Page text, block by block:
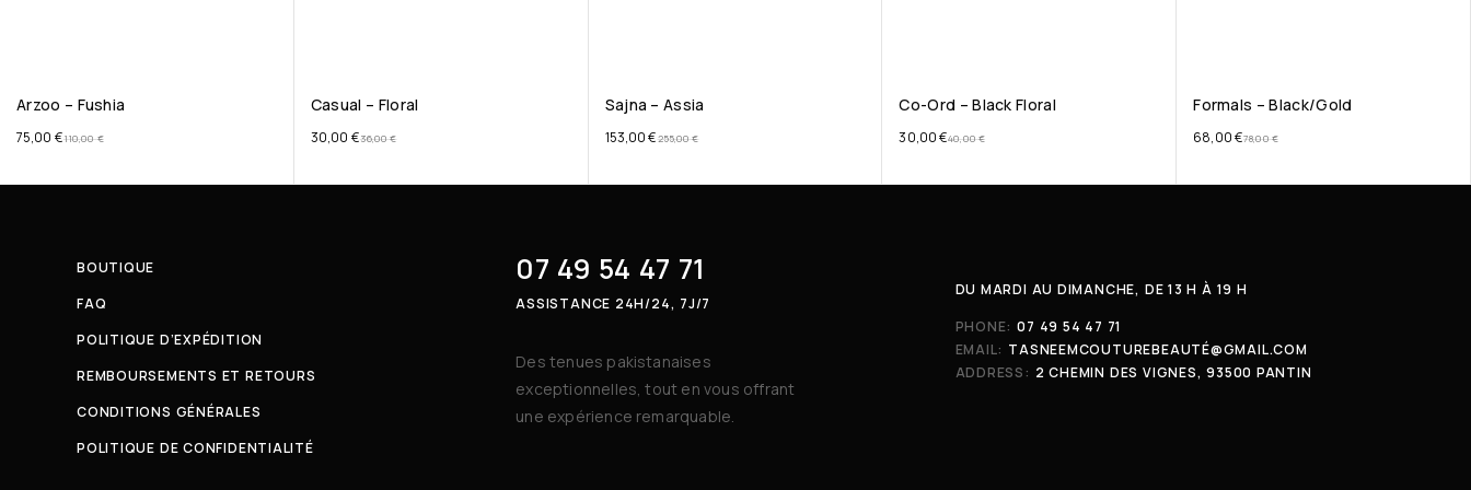
Arzoo – Fushia
110,00€
75,00 €
Casual – Floral
36,00€
30,00 €
Sajna – Assia
255,00€
153,00€
Co-Ord – Black Floral
40,00€
30,00€
Formals – Black/Gold
78,00€
68,00€
BOUTIQUE
FAQ
POLITIQUE D’EXPÉDITION
REMBOURSEMENTS ET RETOURS
CONDITIONS GÉNÉRALES
POLITIQUE DE CONFIDENTIALITÉ
07 49 54 47 71
ASSISTANCE 24H/24, 7J/7
Des tenues pakistanaises
exceptionnelles, tout en vous offrant
une expérience remarquable.
DU MARDI AU DIMANCHE, DE 13 H À 19 H
PHONE: 07 49 54 47 71
EMAIL: TASNEEMCOUTUREBEAUTÉ@GMAIL.COM
ADDRESS: 2 CHEMIN DES VIGNES, 93500 PANTIN